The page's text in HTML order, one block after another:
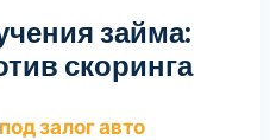
займа:
скоринга
залог авто